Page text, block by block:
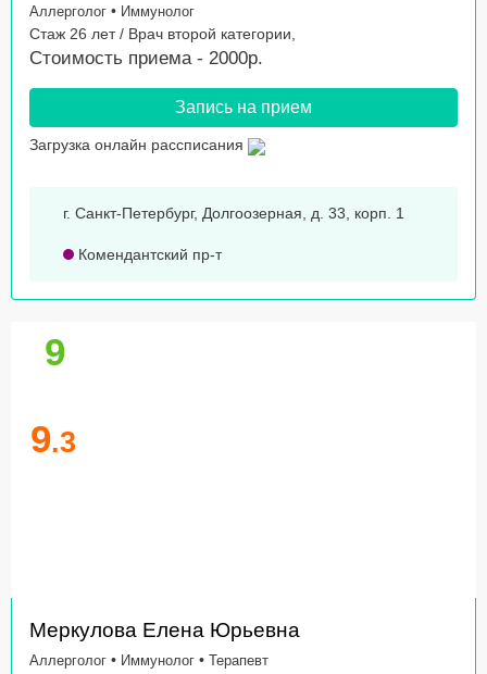
Аллерголог • Иммунолог
Стаж 26 лет / Врач второй категории,
Стоимость приема - 2000р.
Запись на прием
Загрузка онлайн рассписания
г. Санкт-Петербург, Долгоозерная, д. 33, корп. 1
Комендантский пр-т
9
9.3
Меркулова Елена Юрьевна
Аллерголог • Иммунолог • Терапевт